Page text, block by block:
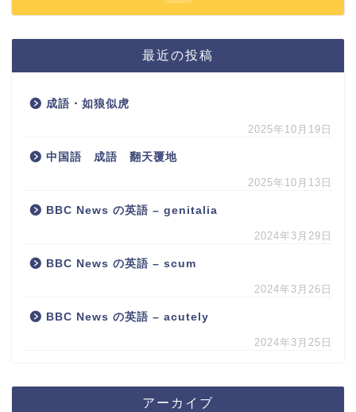
最近の投稿
成語・如狼似虎
2025年10月19日
中国語 成語 翻天覆地
2025年10月13日
BBC News の英語 – genitalia
2024年3月29日
BBC News の英語 – scum
2024年3月26日
BBC News の英語 – acutely
2024年3月25日
アーカイブ